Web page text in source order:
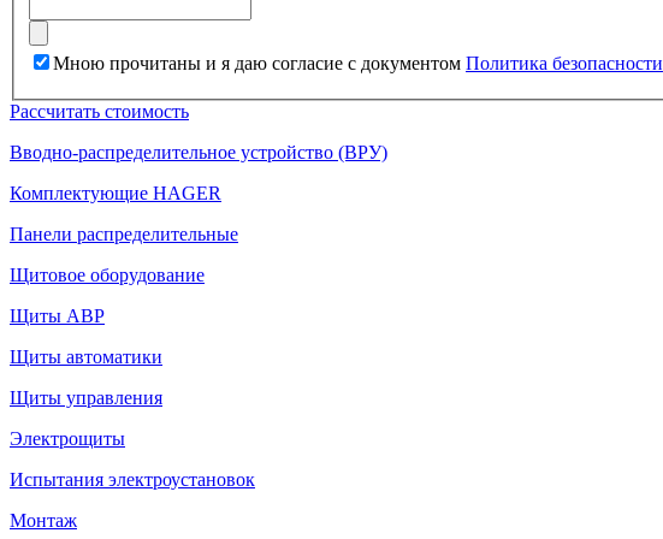
Мною прочитаны и я даю согласие с документом Политика безопасности
Рассчитать стоимость
Вводно-распределительное устройство (ВРУ)
Комплектующие HAGER
Панели распределительные
Щитовое оборудование
Щиты АВР
Щиты автоматики
Щиты управления
Электрощиты
Испытания электроустановок
Монтаж